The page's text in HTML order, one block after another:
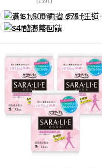
满 $1,500 再省 $75 (王道卡)
$4 酷澎幣回饋